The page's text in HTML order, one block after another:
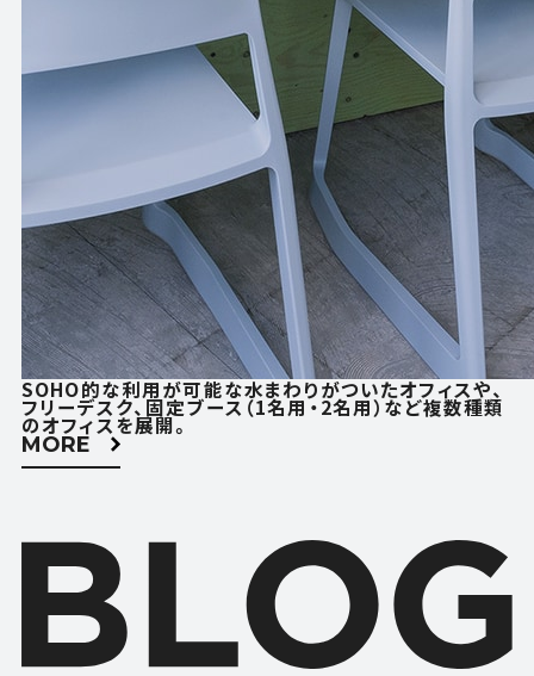
SOHO的な利用が可能な水まわりがついたオフィスや、
フリーデスク、固定ブース（1名用・2名用）など複数種類
のオフィスを展開。
MORE